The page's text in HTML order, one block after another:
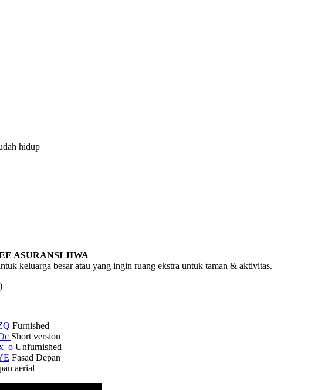
hidup
ASURANSI JIWA
keluarga besar atau yang ingin ruang ekstra untuk taman & aktivitas.
Furnished
Short version
Unfurnished
Fasad Depan
aerial